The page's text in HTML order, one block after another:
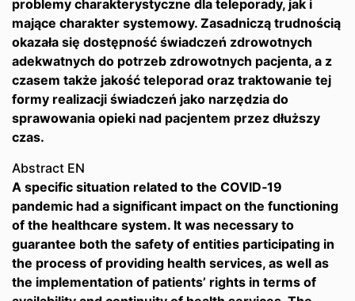
problemy charakterystyczne dla teleporady, jak i
mające charakter systemowy. Zasadniczą trudnością
okazała się dostępność świadczeń zdrowotnych
adekwatnych do potrzeb zdrowotnych pacjenta, a z
czasem także jakość teleporad oraz traktowanie tej
formy realizacji świadczeń jako narzędzia do
sprawowania opieki nad pacjentem przez dłuższy
czas.
Abstract EN
A specific situation related to the COVID‑19
pandemic had a significant impact on the functioning
of the healthcare system. It was necessary to
guarantee both the safety of entities participating in
the process of providing health services, as well as
the implementation of patients’ rights in terms of